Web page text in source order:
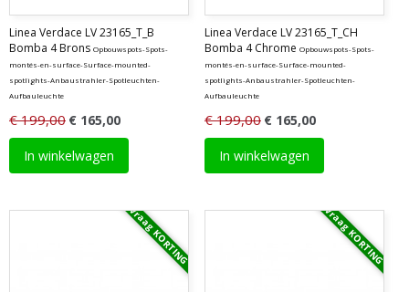
Linea Verdace LV 23165_T_B
Bomba 4 Brons Opbouwspots-Spots-
montés-en-surface-Surface-mounted-
spotlights-Anbaustrahler-Spotleuchten-
Aufbauleuchte
€ 199,00 € 165,00
In winkelwagen
Linea Verdace LV 23165_T_CH
Bomba 4 Chrome Opbouwspots-Spots-
montés-en-surface-Surface-mounted-
spotlights-Anbaustrahler-Spotleuchten-
Aufbauleuchte
€ 199,00 € 165,00
In winkelwagen
Vraag KORTING Vraag KORTING